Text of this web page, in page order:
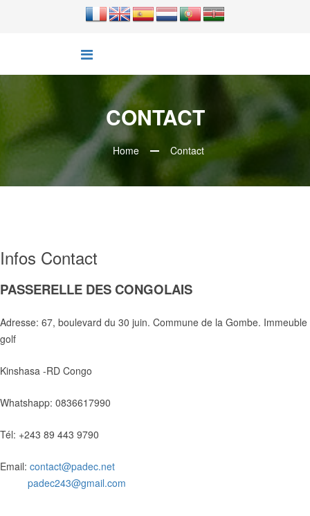
CONTACT
Home Contact
Infos Contact
PASSERELLE DES CONGOLAIS
Adresse: 67, boulevard du 30 juin. Commune de la Gombe. Immeuble
golf
Kinshasa -RD Congo
Whatshapp: 0836617990
Tél: +243 89 443 9790
Email: contact@padec.net
padec243@gmail.com